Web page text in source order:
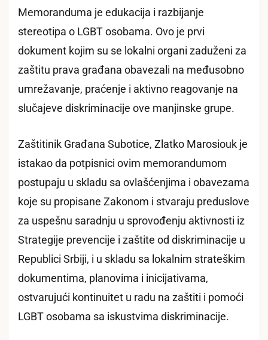
Memoranduma je edukacija i razbijanje
stereotipa o LGBT osobama. Ovo je prvi
dokument kojim su se lokalni organi zaduženi za
zaštitu prava građana obavezali na međusobno
umrežavanje, praćenje i aktivno reagovanje na
slučajeve diskriminacije ove manjinske grupe.
Zaštitinik Građana Subotice, Zlatko Marosiouk je
istakao da potpisnici ovim memorandumom
postupaju u skladu sa ovlašćenjima i obavezama
koje su propisane Zakonom i stvaraju preduslove
za uspešnu saradnju u sprovođenju aktivnosti iz
Strategije prevencije i zaštite od diskriminacije u
Republici Srbiji, i u skladu sa lokalnim strateškim
dokumentima, planovima i inicijativama,
ostvarujući kontinuitet u radu na zaštiti i pomoći
LGBT osobama sa iskustvima diskriminacije.